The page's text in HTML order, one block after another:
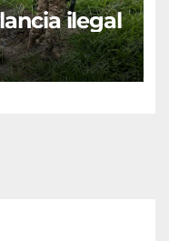
ilegal